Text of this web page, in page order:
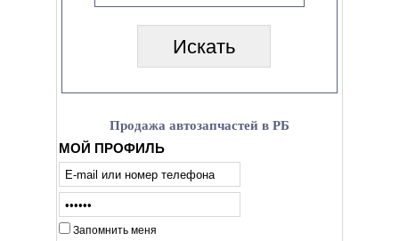
Продажа автозапчастей в РБ
МОЙ ПРОФИЛЬ
Запомнить меня